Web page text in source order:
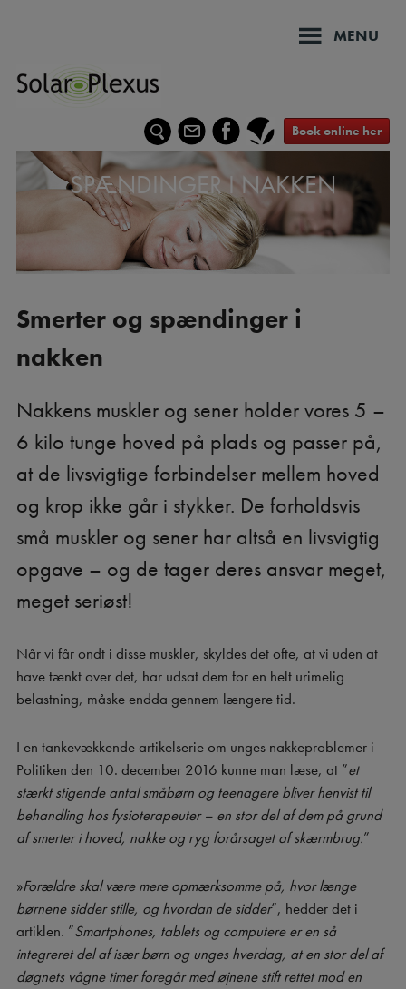
Book online her
MENU
SPÆNDINGER I NAKKEN
Smerter og spændinger i
nakken
Nakkens muskler og sener holder vores 5 –
6 kilo tunge hoved på plads og passer på,
at de livsvigtige forbindelser mellem hoved
og krop ikke går i stykker. De forholdsvis
små muskler og sener har altså en livsvigtig
opgave – og de tager deres ansvar meget,
meget seriøst!
Når vi får ondt i disse muskler, skyldes det ofte, at vi uden at
have tænkt over det, har udsat dem for en helt urimelig
belastning, måske endda gennem længere tid.
I en tankevækkende artikelserie om unges nakkeproblemer i
Politiken den 10. december 2016 kunne man læse, at ”et
stærkt stigende antal småbørn og teenagere bliver henvist til
behandling hos fysioterapeuter – en stor del af dem på grund
af smerter i hoved, nakke og ryg forårsaget af skærmbrug.”
»Forældre skal være mere opmærksomme på, hvor længe
børnene sidder stille, og hvordan de sidder”, hedder det i
artiklen. ”Smartphones, tablets og computere er en så
integreret del af især børn og unges hverdag, at en stor del af
døgnets vågne timer foregår med øjnene stift rettet mod en